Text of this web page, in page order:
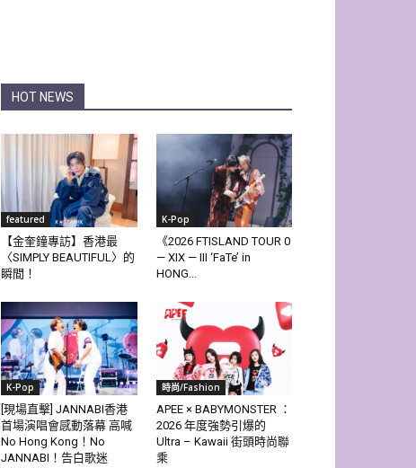
HOT NEWS
featured
【金奎鐘專訪】香港最
〈SIMPLY BEAUTIFUL〉的
瞬間！
K-Pop
《2026 FTISLAND TOUR 0
— XIX — III ‘FaTe’ in
HONG...
K-Pop
[現場直擊] JANNABI香港
首場演唱會感動落幕 高喊
No Hong Kong！No
JANNABI！告白歌迷
時尚/Fashion
APEE × BABYMONSTER ：
2026 年度強勢引爆的
Ultra – Kawaii 街頭時尚聯
乘